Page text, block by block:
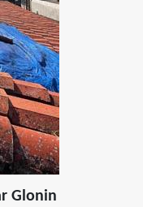
Glonin